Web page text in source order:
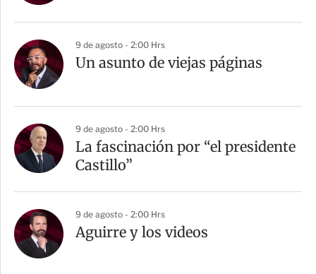
9 de agosto - 2:00 Hrs
Un asunto de viejas páginas
9 de agosto - 2:00 Hrs
La fascinación por “el presidente
Castillo”
9 de agosto - 2:00 Hrs
Aguirre y los videos